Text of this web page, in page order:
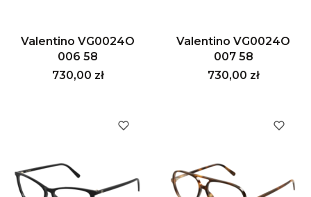
Valentino VG0024O
006 58
Cena
730,00 zł
Valentino VG0024O
007 58
Cena
730,00 zł